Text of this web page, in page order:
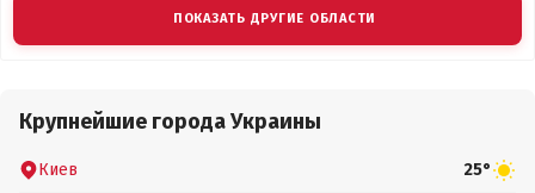
ПОКАЗАТЬ ДРУГИЕ ОБЛАСТИ
Крупнейшие города Украины
Киев 25°